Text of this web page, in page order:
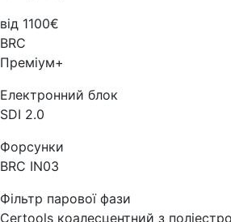
від 1100€
BRC
Преміум+
Електронний блок
SDI 2.0
Форсунки
BRC IN03
Фільтр парової фази
Certools коалесцентний з